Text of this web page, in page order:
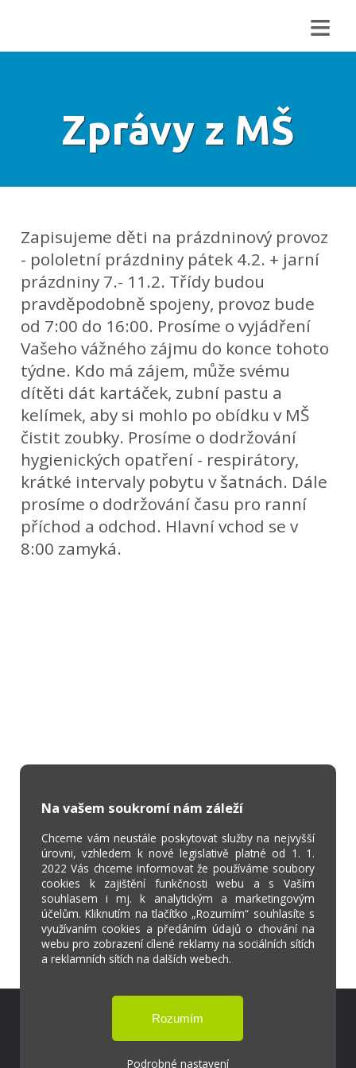
≡
Zprávy z MŠ
Zapisujeme děti na prázdninový provoz
- pololetní prázdniny pátek 4.2. + jarní
prázdniny 7.- 11.2. Třídy budou
pravděpodobně spojeny, provoz bude
od 7:00 do 16:00. Prosíme o vyjádření
Vašeho vážného zájmu do konce tohoto
týdne. Kdo má zájem, může svému
dítěti dát kartáček, zubní pastu a
kelímek, aby si mohlo po obídku v MŠ
čistit zoubky. Prosíme o dodržování
hygienických opatření - respirátory,
krátké intervaly pobytu v šatnách. Dále
prosíme o dodržování času pro ranní
příchod a odchod. Hlavní vchod se v
8:00 zamyká.
Na vašem soukromí nám záleží
Chceme vám neustále poskytovat služby na nejvyšší
úrovni, vzhledem k nové legislativě platné od 1. 1.
2022 Vás chceme informovat že používáme soubory
cookies k zajištění funkčnosti webu a s Vaším
souhlasem i mj. k analytickým a marketingovým
účelům. Kliknutím na tlačítko „Rozumím“ souhlasíte s
využívaním cookies a předáním údajů o chování na
webu pro zobrazení cílené reklamy na sociálních sítích
a reklamních sítích na dalších webech.
Podrobné nastavení
Škola Online
Strava.cz